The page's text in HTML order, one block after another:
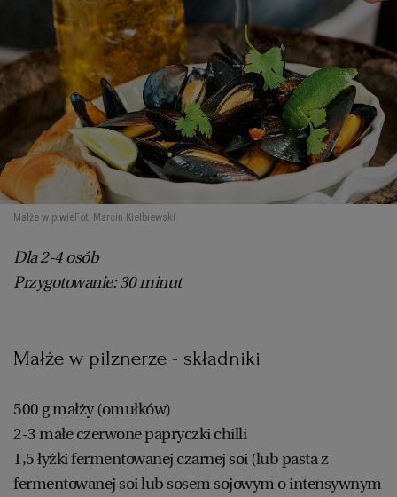
Małże w piwieFot. Marcin Kiełbiewski
Dla 2-4 osób
Przygotowanie: 30 minut
Małże w pilznerze - składniki
500 g małży (omułków)
2-3 małe czerwone papryczki chilli
1,5 łyżki fermentowanej czarnej soi (lub pasta z
fermentowanej soi lub sosem sojowym o intensywnym